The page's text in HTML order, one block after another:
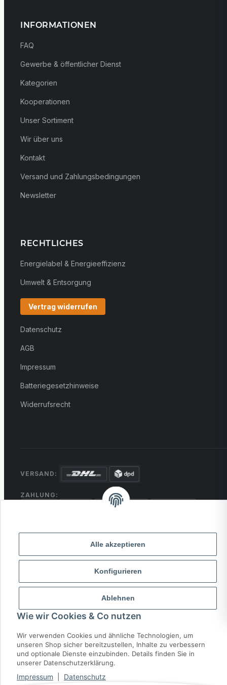
Alle akzeptieren
Konfigurieren
Ablehnen
Wie wir Cookies & Co nutzen
Wir verwenden Cookies und ähnliche Technologien, um
unseren Shop sicher bereitzustellen, Inhalte zu verbessern
und optionale Dienste einzubinden. Details finden Sie in
unserer Datenschutzerklärung.
Impressum Datenschutz
INFORMATIONEN
FAQ
Gewerbe & öffentlicher Dienst
Kategorien
Kooperationen
Unser Sortiment
Wir über uns
Kontakt
Versand und Zahlungsbedingungen
Newsletter
RECHTLICHES
Energielabel & Energieeffizienz
Umwelt & Entsorgung
Vertrag widerrufen
Datenschutz
AGB
Impressum
Batteriegesetzhinweise
Widerrufsrecht
VERSAND:
ZAHLUNG:
MasterCard
* Alle Preise inkl. gesetzlicher USt., zzgl.
© 2026 MCTRADE24. Alle Rechte vorbehalten.
Powered byMD IT Solutions